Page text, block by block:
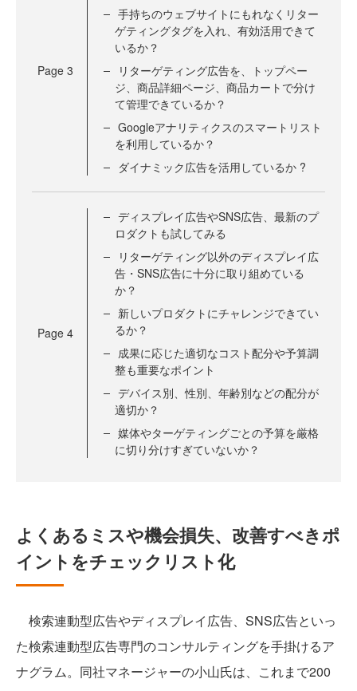
Page 3
手持ちのウェブサイトにもれなくリター
ゲティングタグを入れ、有効活用できて
いるか？
リターゲティング広告を、トップペー
ジ、商品詳細ページ、商品カートで分け
て管理できているか？
Googleアナリティクスのスマートリスト
を利用しているか？
ダイナミック広告を活用しているか ?
Page 4
ディスプレイ広告やSNS広告、最新のプ
ロダクトも試してみる
リターゲティング以外のディスプレイ広
告・SNS広告に十分に取り組めている
か？
新しいプロダクトにチャレンジできてい
るか？
成果に応じた適切なコスト配分や予算調
整も重要なポイント
デバイス別、性別、年齢別などの配分が
適切か？
媒体やターゲティングごとの予算を厳格
に切り分けすぎていないか？
よくあるミスや機会損失、改善すべきポ
イントをチェックリスト化
検索連動型広告やディスプレイ広告、SNS広告といっ
た検索連動型広告専門のコンサルティングを手掛けるア
ナグラム。同社マネージャーの小山氏は、これまで200